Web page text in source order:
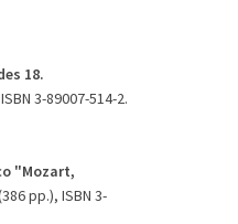
18.
3-89007-514-2.
"Mozart,
pp.), ISBN 3-